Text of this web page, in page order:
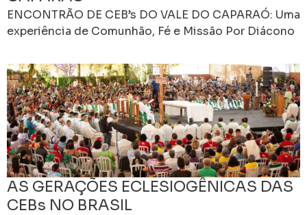
ENCONTRÃO DE CEB’s DO VALE DO CAPARAÓ: Uma
experiência de Comunhão, Fé e Missão Por Diácono
AS GERAÇÕES ECLESIOGÊNICAS DAS
CEBs NO BRASIL